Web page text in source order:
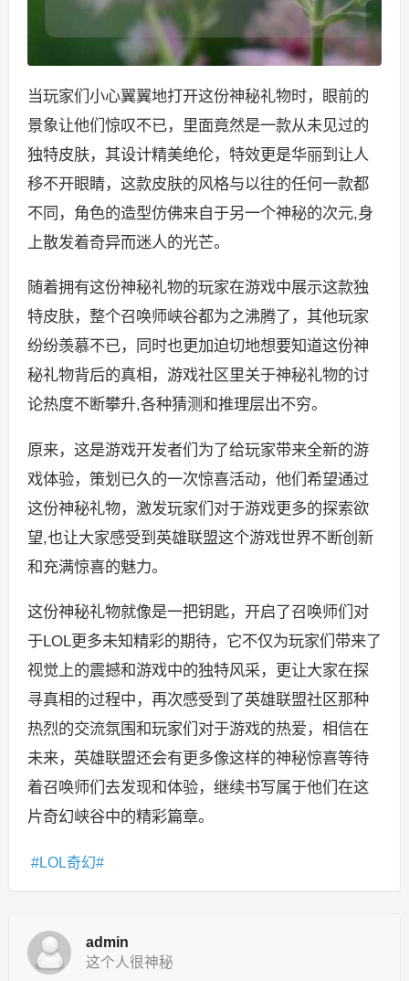
当玩家们小心翼翼地打开这份神秘礼物时，眼前的
景象让他们惊叹不已，里面竟然是一款从未见过的
独特皮肤，其设计精美绝伦，特效更是华丽到让人
移不开眼睛，这款皮肤的风格与以往的任何一款都
不同，角色的造型仿佛来自于另一个神秘的次元,身
上散发着奇异而迷人的光芒。
随着拥有这份神秘礼物的玩家在游戏中展示这款独
特皮肤，整个召唤师峡谷都为之沸腾了，其他玩家
纷纷羡慕不已，同时也更加迫切地想要知道这份神
秘礼物背后的真相，游戏社区里关于神秘礼物的讨
论热度不断攀升,各种猜测和推理层出不穷。
原来，这是游戏开发者们为了给玩家带来全新的游
戏体验，策划已久的一次惊喜活动，他们希望通过
这份神秘礼物，激发玩家们对于游戏更多的探索欲
望,也让大家感受到英雄联盟这个游戏世界不断创新
和充满惊喜的魅力。
这份神秘礼物就像是一把钥匙，开启了召唤师们对
于LOL更多未知精彩的期待，它不仅为玩家们带来了
视觉上的震撼和游戏中的独特风采，更让大家在探
寻真相的过程中，再次感受到了英雄联盟社区那种
热烈的交流氛围和玩家们对于游戏的热爱，相信在
未来，英雄联盟还会有更多像这样的神秘惊喜等待
着召唤师们去发现和体验，继续书写属于他们在这
片奇幻峡谷中的精彩篇章。
LOL奇幻
admin
这个人很神秘